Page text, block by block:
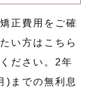
正費用をご確
い方はこちら
ださい。2年
)までの無利息